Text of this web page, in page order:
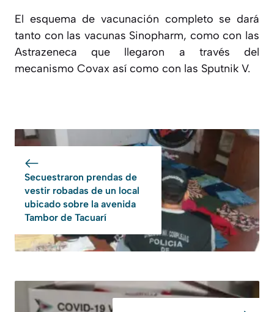
El esquema de vacunación completo se dará
tanto con las vacunas Sinopharm, como con las
Astrazeneca que llegaron a través del
mecanismo Covax así como con las Sputnik V.
Secuestraron prendas de
vestir robadas de un local
ubicado sobre la avenida
Tambor de Tacuarí